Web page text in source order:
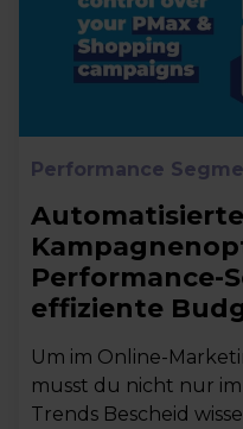
Performance
Automatisierte
Performance-
effiziente
Um im Online-
musst du nicht nur
Trends Bescheid